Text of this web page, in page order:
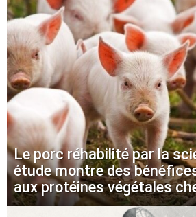
Le porc réhabilité par la
étude montre des
aux protéines végétales